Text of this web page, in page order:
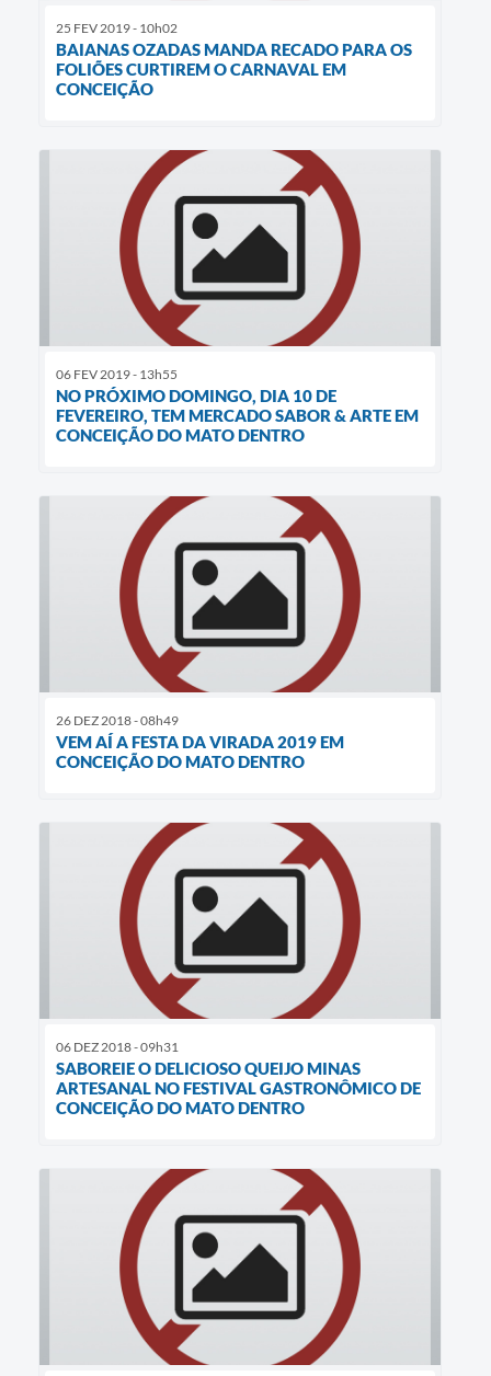
25 FEV 2019 - 10h02
BAIANAS OZADAS MANDA RECADO PARA OS
FOLIÕES CURTIREM O CARNAVAL EM
CONCEIÇÃO
06 FEV 2019 - 13h55
NO PRÓXIMO DOMINGO, DIA 10 DE
FEVEREIRO, TEM MERCADO SABOR & ARTE EM
CONCEIÇÃO DO MATO DENTRO
26 DEZ 2018 - 08h49
VEM AÍ A FESTA DA VIRADA 2019 EM
CONCEIÇÃO DO MATO DENTRO
06 DEZ 2018 - 09h31
SABOREIE O DELICIOSO QUEIJO MINAS
ARTESANAL NO FESTIVAL GASTRONÔMICO DE
CONCEIÇÃO DO MATO DENTRO